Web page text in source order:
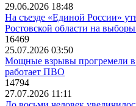
29.06.2026 18:48
На съезде «Единой России»
Ростовской области на
16469
25.07.2026 03:50
Мощные взрывы прогремели в
работает ПВО
14794
27.07.2026 11:11